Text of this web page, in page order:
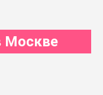
Москве